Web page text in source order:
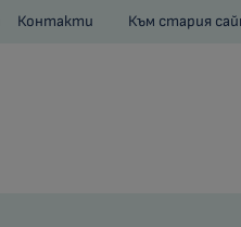
Контакти Към стария